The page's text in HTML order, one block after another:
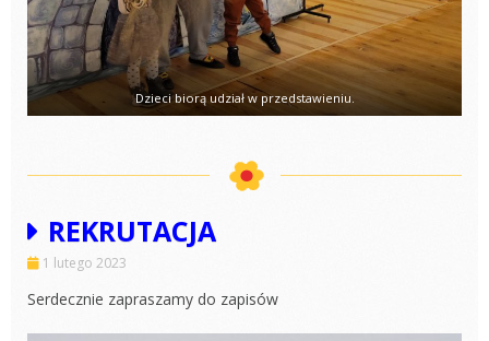
Dzieci biorą udział w przedstawieniu.
REKRUTACJA
1 lutego 2023
Serdecznie zapraszamy do zapisów